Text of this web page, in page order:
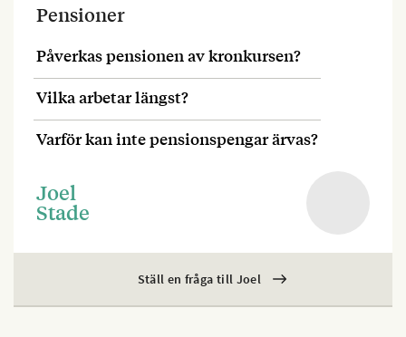
Pensioner
Påverkas pensionen av kronkursen?
Vilka arbetar längst?
Varför kan inte pensionspengar ärvas?
Joel
Stade
Ställ en fråga till Joel